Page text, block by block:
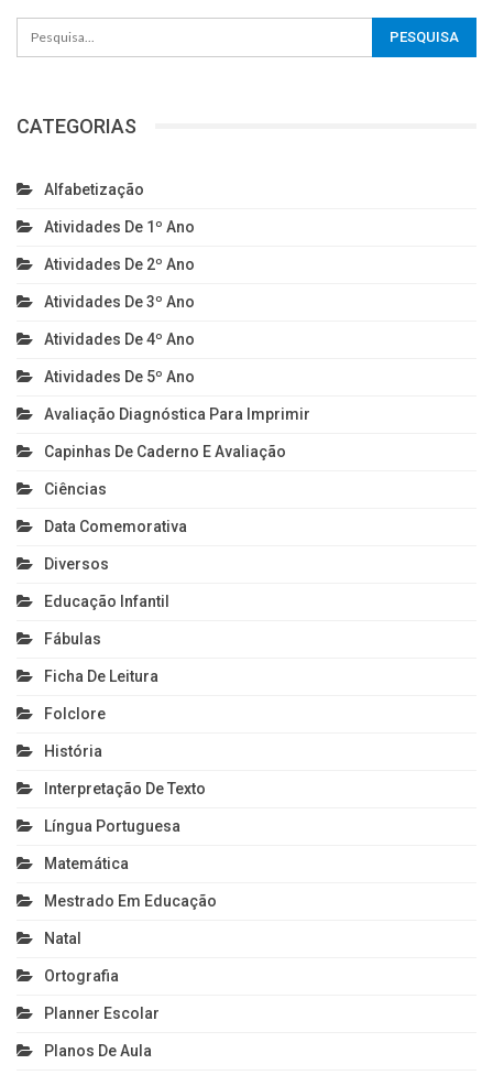
CATEGORIAS
Alfabetização
Atividades De 1º Ano
Atividades De 2º Ano
Atividades De 3º Ano
Atividades De 4º Ano
Atividades De 5º Ano
Avaliação Diagnóstica Para Imprimir
Capinhas De Caderno E Avaliação
Ciências
Data Comemorativa
Diversos
Educação Infantil
Fábulas
Ficha De Leitura
Folclore
História
Interpretação De Texto
Língua Portuguesa
Matemática
Mestrado Em Educação
Natal
Ortografia
Planner Escolar
Planos De Aula